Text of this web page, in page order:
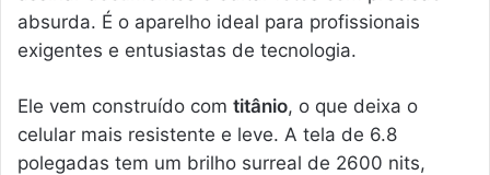
absurda. É o aparelho ideal para profissionais
exigentes e entusiastas de tecnologia.
Ele vem construído com titânio, o que deixa o
celular mais resistente e leve. A tela de 6.8
polegadas tem um brilho surreal de 2600 nits,